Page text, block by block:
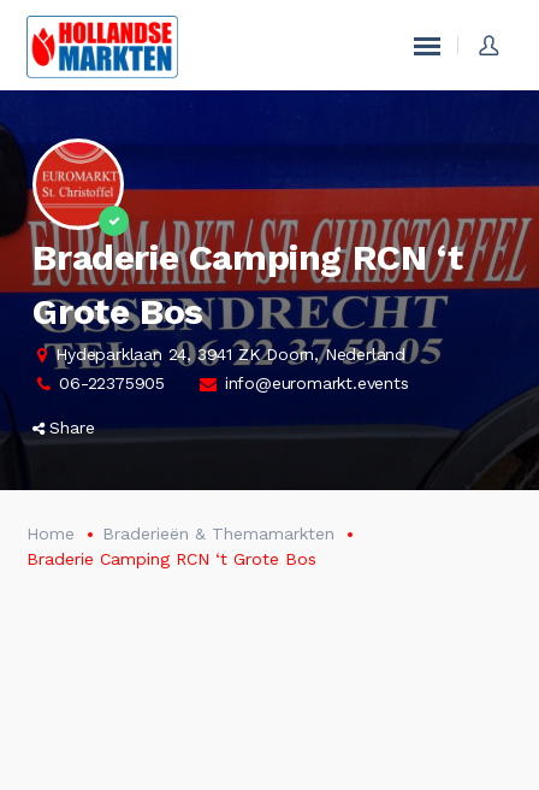
Braderie Camping RCN ‘t
Grote Bos
Hydeparklaan 24, 3941 ZK Doorn, Nederland
06-22375905
info@euromarkt.events
Share
Home
Braderieën & Themamarkten
Braderie Camping RCN ‘t Grote Bos